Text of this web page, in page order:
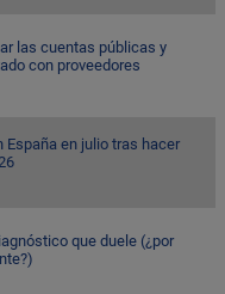
las cuentas públicas y
con proveedores
España en julio tras hacer
que duele (¿por